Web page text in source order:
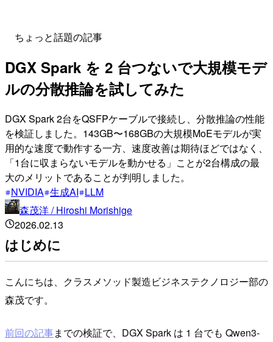
ちょっと話題の記事
DGX Spark を 2 台つないで大規模モデ
ルの分散推論を試してみた
DGX Spark 2台をQSFPケーブルで接続し、分散推論の性能
を検証しました。143GB〜168GBの大規模MoEモデルが実
用的な速度で動作する一方、速度改善は期待ほどではなく、
「1台に収まらないモデルを動かせる」ことが2台構成の最
大のメリットであることが判明しました。
NVIDIA 生成AI LLM
森茂洋 / Hiroshi Morishige
2026.02.13
はじめに
こんにちは、クラスメソッド製造ビジネステクノロジー部の
森茂です。
前回の記事までの検証で、DGX Spark は 1 台でも Qwen3-